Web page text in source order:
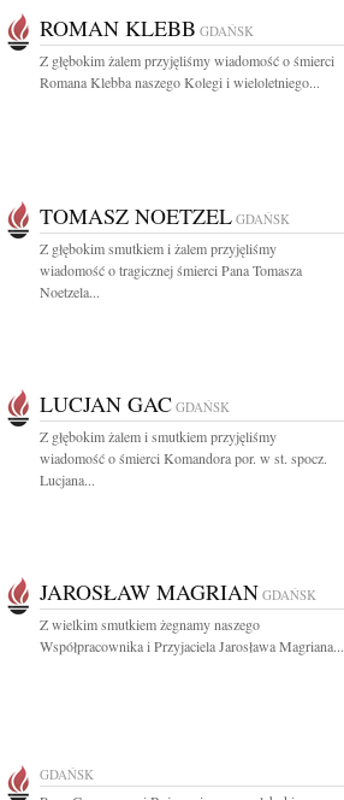
ROMAN KLEBB GDAŃSK
Z głębokim żalem przyjęliśmy wiadomość o śmierci
Romana Klebba naszego Kolegi i wieloletniego...
TOMASZ NOETZEL GDAŃSK
Z głębokim smutkiem i żalem przyjęliśmy
wiadomość o tragicznej śmierci Pana Tomasza
Noetzela...
LUCJAN GAC GDAŃSK
Z głębokim żalem i smutkiem przyjęliśmy
wiadomość o śmierci Komandora por. w st. spocz.
Lucjana...
JAROSŁAW MAGRIAN GDAŃSK
Z wielkim smutkiem żegnamy naszego
Współpracownika i Przyjaciela Jarosława Magriana...
GDAŃSK